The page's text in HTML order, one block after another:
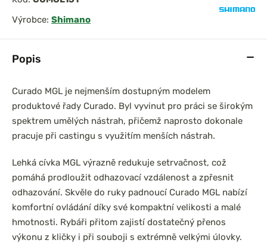
Popis
Curado MGL je nejmenším dostupným modelem
produktové řady Curado. Byl vyvinut pro práci se širokým
spektrem umělých nástrah, přičemž naprosto dokonale
pracuje při castingu s využitím menších nástrah.
Lehká cívka MGL výrazně redukuje setrvačnost, což
pomáhá prodloužit odhazovací vzdálenost a zpřesnit
odhazování. Skvěle do ruky padnoucí Curado MGL nabízí
komfortní ovládání díky své kompaktní velikosti a malé
hmotnosti. Rybáři přitom zajistí dostatečný přenos
výkonu z kličky i při souboji s extrémně velkými úlovky.
Výrobce: Shimano